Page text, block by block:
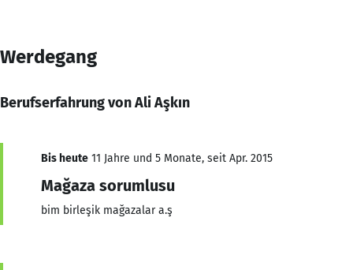
Werdegang
Berufserfahrung von Ali Aşkın
Bis heute 11 Jahre und 5 Monate, seit Apr. 2015
Mağaza sorumlusu
bim birleşik mağazalar a.ş